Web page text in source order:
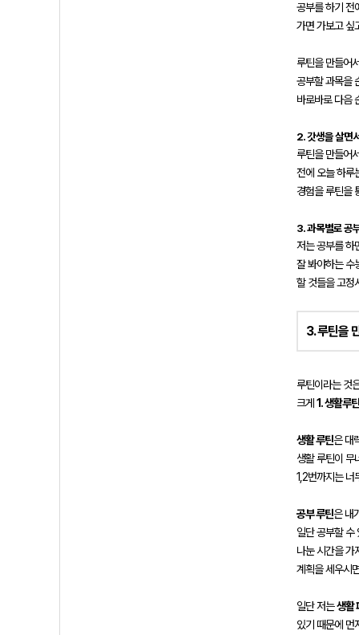
공부를 하기 전
가면 가보고 싶
루틴을 만들어
공부할 과목을
바로바로 다음
2. 갓생을 살면
루틴을 만들어
전에 오늘 하루
경험을 루틴을
3. 과목별로 공
저는 공부를 하
잘 봐야하는 수
할 것들을 고정
3. 루틴을
루틴이라는 것
크게 1. 생활루틴
생활 루틴은 대
생활 루틴이 무
1,2번까지는 너
공부 루틴은 내
일단 공부할 수
나눈 시간을 가
계획을 세우시
일단 저는생활
있기 때문에 먼